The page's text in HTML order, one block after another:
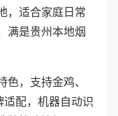
，适合家庭日常
满是贵州本地烟
，支持金鸡、
配，机器自动识